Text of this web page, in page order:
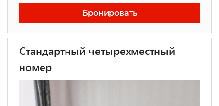
Бронировать
Стандартный четырехместный
номер